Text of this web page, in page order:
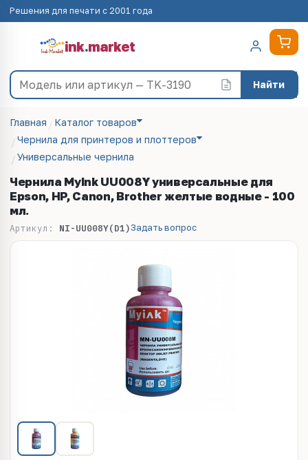
Решения для печати с 2001 года
ink.market
Найти
Главная
Каталог товаров
Чернила для принтеров и плоттеров
Универсальные чернила
Чернила MyInk UU008Y универсальные для
Epson, HP, Canon, Brother желтые водные - 100
мл.
Артикул: NI-UU008Y(D1)Задать вопрос